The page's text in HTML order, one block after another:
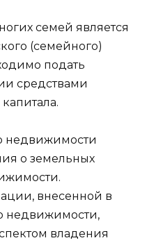
семей является
(семейного)
подать
средствами
недвижимости
о земельных
внесенной в
недвижимости,
владения